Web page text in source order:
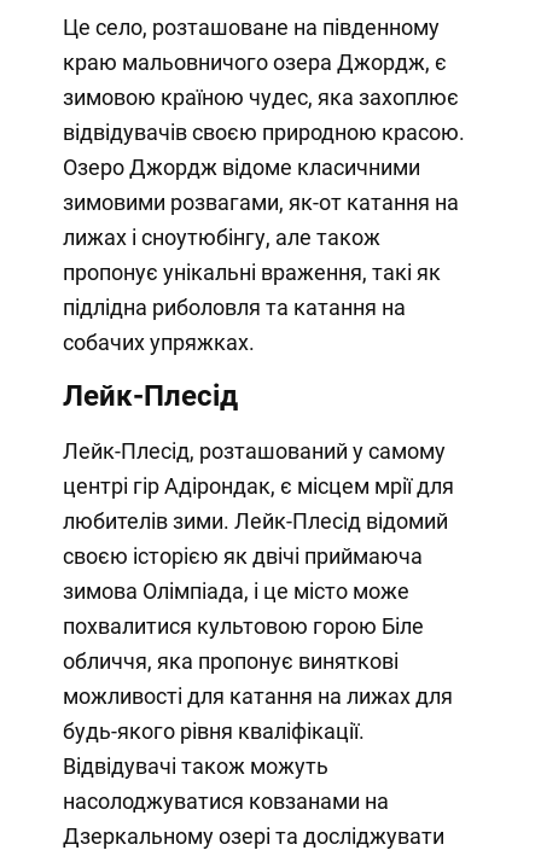
Це село, розташоване на південному
краю мальовничого озера Джордж, є
зимовою країною чудес, яка захоплює
відвідувачів своєю природною красою.
Озеро Джордж відоме класичними
зимовими розвагами, як-от катання на
лижах і сноутюбінгу, але також
пропонує унікальні враження, такі як
підлідна риболовля та катання на
собачих упряжках.
Лейк-Плесід
Лейк-Плесід, розташований у самому
центрі гір Адірондак, є місцем мрії для
любителів зими. Лейк-Плесід відомий
своєю історією як двічі приймаюча
зимова Олімпіада, і це місто може
похвалитися культовою горою Біле
обличчя, яка пропонує виняткові
можливості для катання на лижах для
будь-якого рівня кваліфікації.
Відвідувачі також можуть
насолоджуватися ковзанами на
Дзеркальному озері та досліджувати